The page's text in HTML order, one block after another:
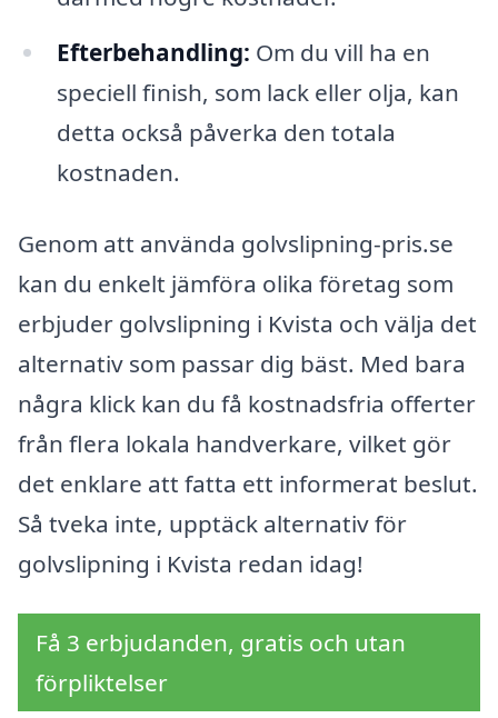
Efterbehandling: Om du vill ha en
speciell finish, som lack eller olja, kan
detta också påverka den totala
kostnaden.
Genom att använda golvslipning-pris.se
kan du enkelt jämföra olika företag som
erbjuder golvslipning i Kvista och välja det
alternativ som passar dig bäst. Med bara
några klick kan du få kostnadsfria offerter
från flera lokala handverkare, vilket gör
det enklare att fatta ett informerat beslut.
Så tveka inte, upptäck alternativ för
golvslipning i Kvista redan idag!
Få 3 erbjudanden, gratis och utan
förpliktelser